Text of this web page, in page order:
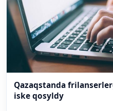
Qazaqstanda
iske qosyldy